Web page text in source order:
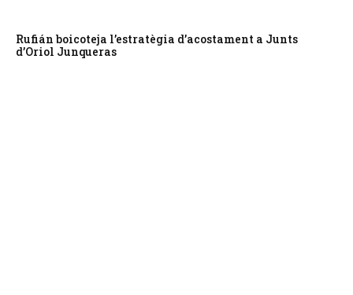
Rufián boicoteja l’estratègia d’acostament a Junts
d’Oriol Junqueras